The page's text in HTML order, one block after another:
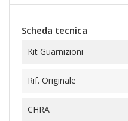
Scheda tecnica
Kit Guarnizioni
Rif. Originale
CHRA